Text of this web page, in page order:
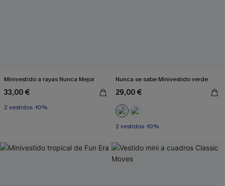
Minivestido a rayas Nunca Mejor
33,00 €
2 vestidos -10%
Nunca se sabe Minivestido verde
29,00 €
2 vestidos -10%